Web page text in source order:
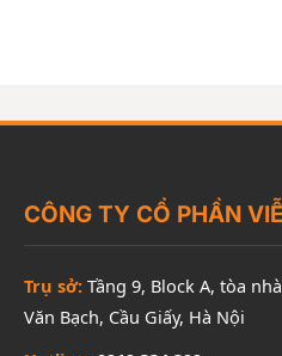
CÔNG TY CỔ PHẦN
Trụ sở: Tầng 9, Block A, tòa
Văn Bạch, Cầu Giấy, Hà Nội